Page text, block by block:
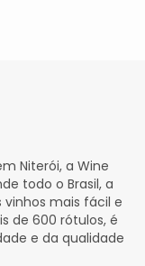
Niterói, a Wine
todo o Brasil, a
mais fácil e
de 600 rótulos, é
e da qualidade